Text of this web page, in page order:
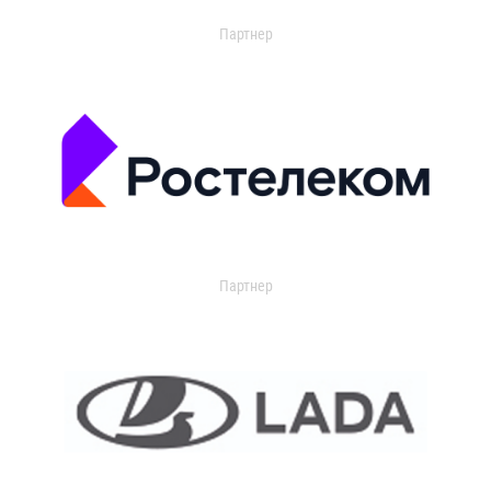
Партнер
Партнер